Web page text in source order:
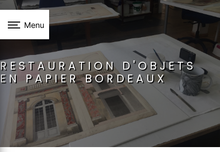
Menu
RESTAURATION D'OBJETS
EN PAPIER BORDEAUX
Panneau de gestion des cookies